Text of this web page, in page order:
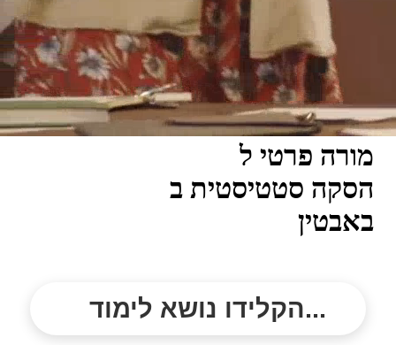
מורה פרטי ל
הסקה סטטיסטית ב
באבטין
הקלידו נושא לימוד...